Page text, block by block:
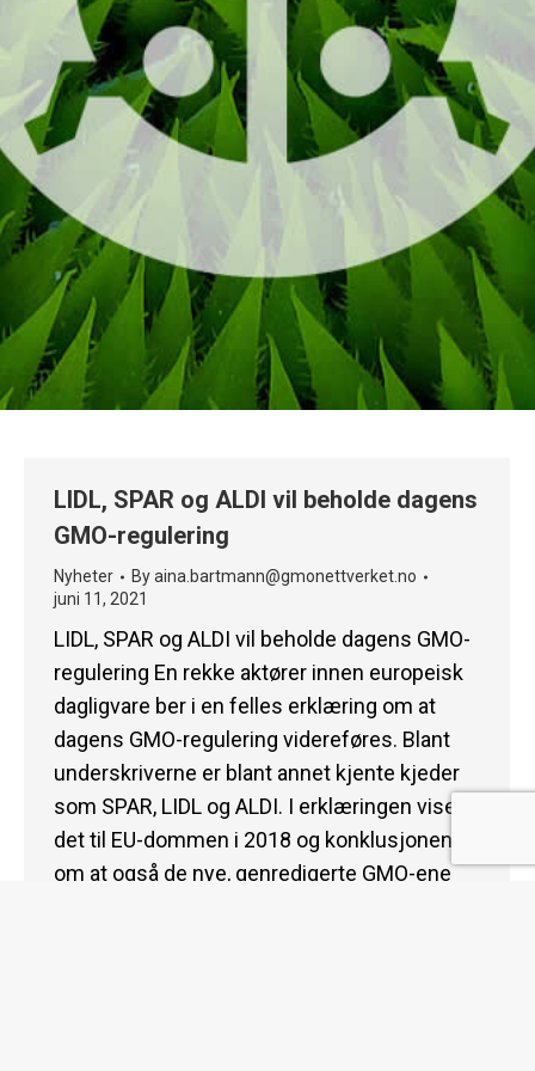
LIDL, SPAR og ALDI vil beholde dagens
GMO-regulering
Nyheter Byaina.bartmann@gmonettverket.no
juni 11, 2021
LIDL, SPAR og ALDI vil beholde dagens GMO-
regulering En rekke aktører innen europeisk
dagligvare ber i en felles erklæring om at
dagens GMO-regulering videreføres. Blant
underskriverne er blant annet kjente kjeder
som SPAR, LIDL og ALDI. I erklæringen vises
det til EU-dommen i 2018 og konklusjonen
om at også de nye, genredigerte GMO-ene